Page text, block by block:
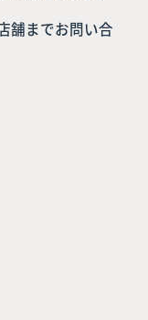
舗までお問い合